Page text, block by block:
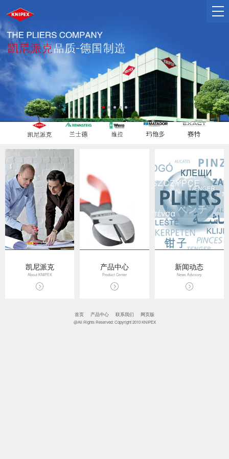
凯尼派克
About KNIPEX
产品中心
Product Center
新闻动态
News Advisory
首页 产品中心 联系我们 网页版
@All Rights Reserved: Copyright 2010 KNIPEX